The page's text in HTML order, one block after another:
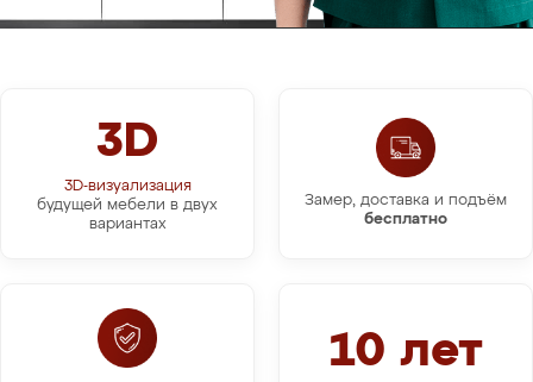
3D
3D-визуализация
будущей мебели в двух
вариантах
Замер, доставка и подъём
бесплатно
10 лет